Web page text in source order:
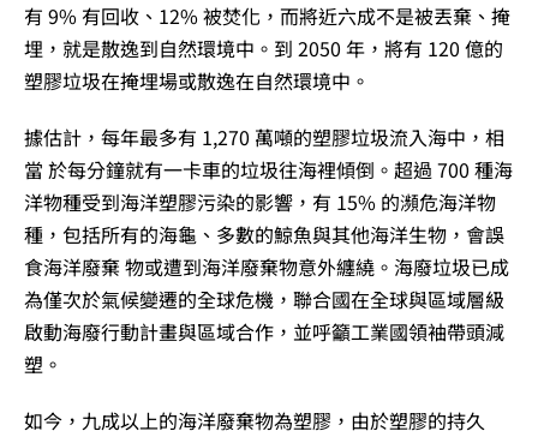
有 9% 有回收、12% 被焚化，而將近六成不是被丟棄、掩
埋，就是散逸到自然環境中。到 2050 年，將有 120 億的
塑膠垃圾在掩埋場或散逸在自然環境中。
據估計，每年最多有 1,270 萬噸的塑膠垃圾流入海中，相
當 於每分鐘就有一卡車的垃圾往海裡傾倒。超過 700 種海
洋物種受到海洋塑膠污染的影響，有 15% 的瀕危海洋物
種，包括所有的海龜、多數的鯨魚與其他海洋生物，會誤
食海洋廢棄 物或遭到海洋廢棄物意外纏繞。海廢垃圾已成
為僅次於氣候變遷的全球危機，聯合國在全球與區域層級
啟動海廢行動計畫與區域合作，並呼籲工業國領袖帶頭減
塑。
如今，九成以上的海洋廢棄物為塑膠，由於塑膠的持久